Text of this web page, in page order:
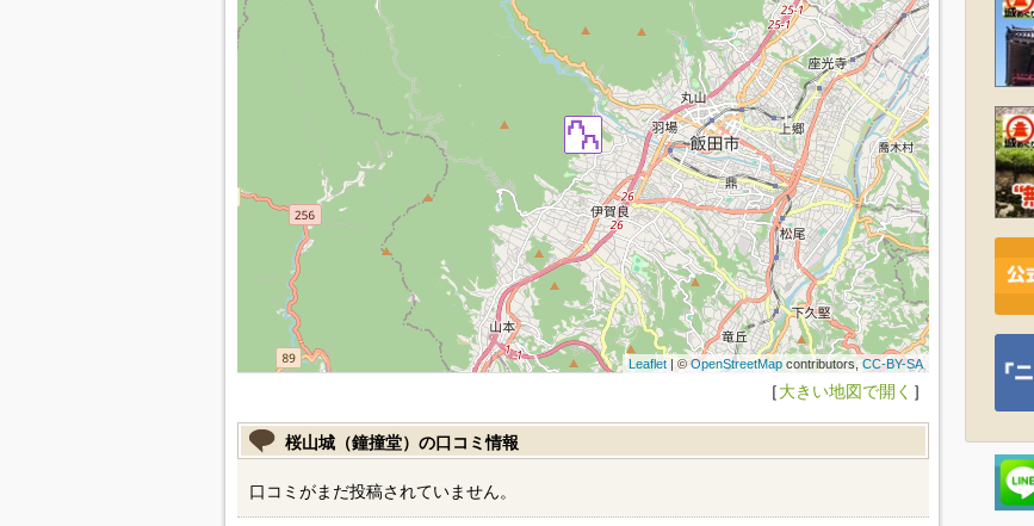
Leaflet| ©OpenStreetMapcontributors, CC-BY-SA
［大きい地図で開く ］
桜山城（鐘撞堂）の口コミ情報
口コミがまだ投稿されていません。